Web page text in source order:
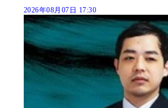
2026年08月07日 17:30